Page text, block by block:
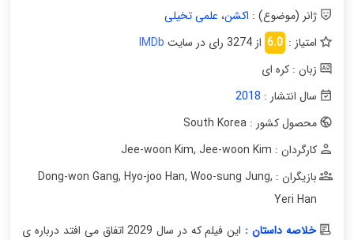
ژانر (موضوع) : اکشن، علمی تخیلی
امتیاز : 6.0 از 3274 رای در سایت
IMDb
زبان : کره ای
سال انتشار : 2018
محصول کشور : South Korea
کارگردان : Jee-woon Kim
, Jee-woon Kim
بازیگران : Dong-won Gang
, Hyo-joo Han, Woo-sung Jung,
Yeri Han
خلاصه داستان :
این فیلم که در سال 2029 اتفاق می افتد درباره ی